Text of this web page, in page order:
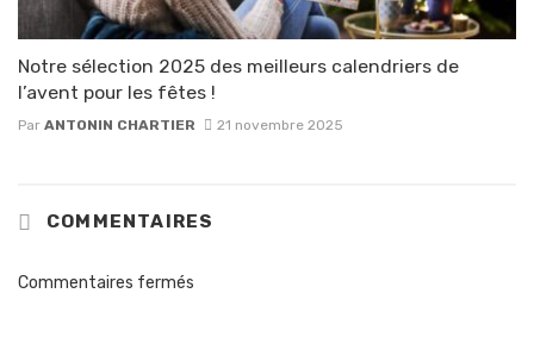
Notre sélection 2025 des meilleurs calendriers de
l’avent pour les fêtes !
Par ANTONIN CHARTIER 21 novembre 2025
COMMENTAIRES
Commentaires fermés